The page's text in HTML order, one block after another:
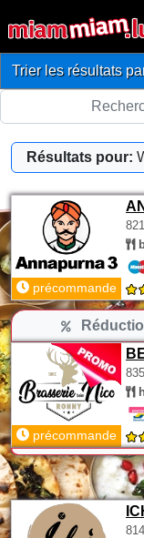
Résultats pour:
précommande
précommande